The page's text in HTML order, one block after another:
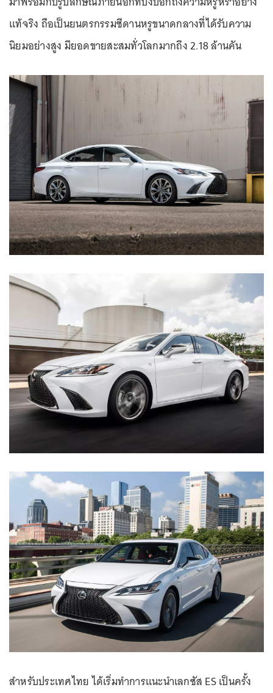
แท้จริง ถือเป็นยนตรกรรมซีดานหรูขนาดกลางที่ได้รับความ
นิยมอย่างสูง มียอดขายสะสมทั่วโลกมากถึง 2.18 ล้านคัน
สำหรับประเทศไทย ได้เริ่มทำการแนะนำเลกซัส ES เป็นครั้ง